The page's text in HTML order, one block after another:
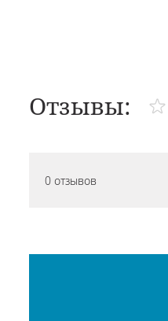
Отзывы:
0 отзывов